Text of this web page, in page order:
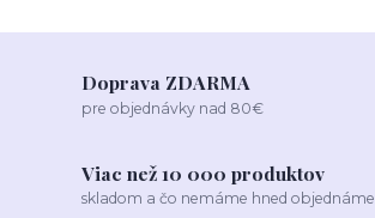
Doprava ZDARMA
pre objednávky nad 80€
Viac než 10 000 produktov
skladom a čo nemáme hned objednáme